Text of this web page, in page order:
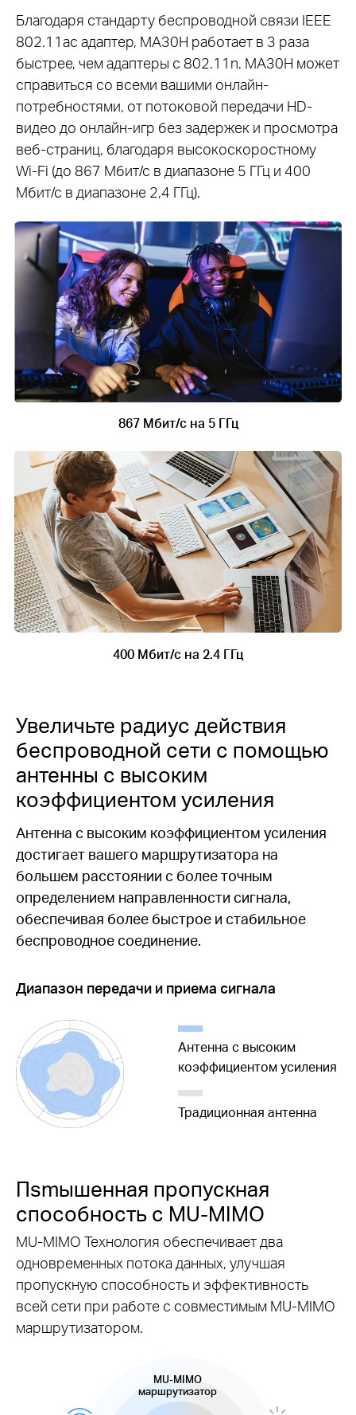
Благодаря стандарту беспроводной связи IEEE
802.11ac адаптер, MA30H работает в 3 раза
быстрее, чем адаптеры с 802.11n. MA30H может
справиться со всеми вашими онлайн-
потребностями, от потоковой передачи HD-
видео до онлайн-игр без задержек и просмотра
веб-страниц, благодаря высокоскоростному
Wi-Fi (до 867 Мбит/с в диапазоне 5 ГГц и 400
Мбит/с в диапазоне 2,4 ГГц).
867 Мбит/с на 5 ГГц
400 Мбит/с на 2.4 ГГц
Увеличьте радиус действия
беспроводной сети с помощью
антенны с высоким
коэффициентом усиления
Антенна с высоким коэффициентом усиления
достигает вашего маршрутизатора на
большем расстоянии с более точным
определением направленности сигнала,
обеспечивая более быстрое и стабильное
беспроводное соединение.
Диапазон передачи и приема сигнала
Антенна с высоким
коэффициентом усиления
Традиционная антенна
Пsmышенная пропускная
способность с MU-MIMO
MU-MIMO Технология обеспечивает два
одновременных потока данных, улучшая
пропускную способность и эффективность
всей сети при работе с совместимым MU-MIMO
маршрутизатором.
MU-MIMO
маршрутизатор